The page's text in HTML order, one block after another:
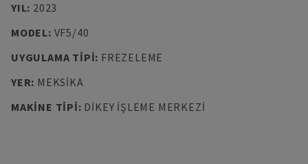
YIL: 2023
MODEL: VF5/40
UYGULAMA TIPI: FREZELEME
YER: MEKSIKA
MAKINE TIPI: DIKEY İŞLEME MERKEZI